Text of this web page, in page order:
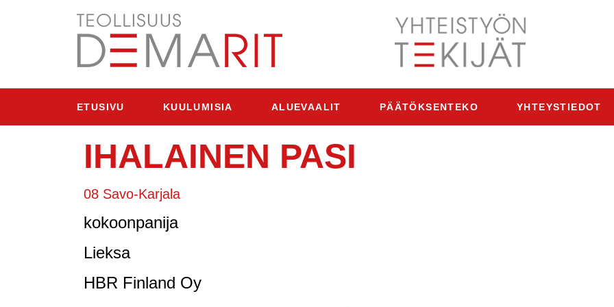
ETUSIVU KUULUMISIA ALUEVAALIT PÄÄTÖKSENTEKO YHTEYSTIEDOT
IHALAINEN PASI
08 Savo-Karjala
kokoonpanija
Lieksa
HBR Finland Oy